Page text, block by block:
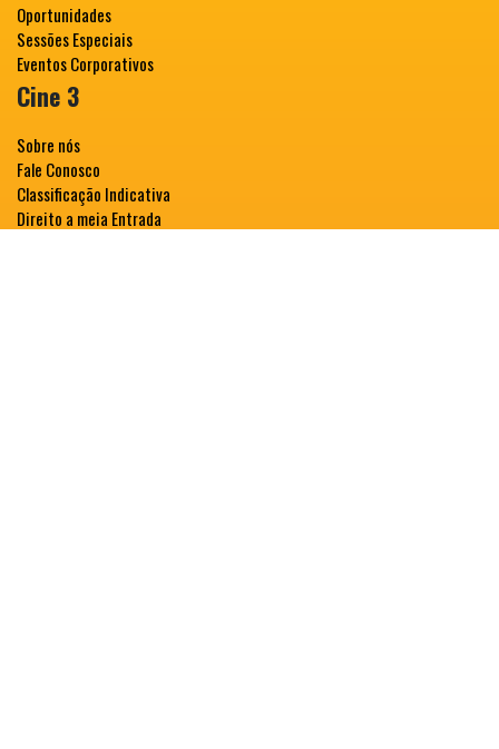
Oportunidades
Sessões Especiais
Eventos Corporativos
Cine 3
Sobre nós
Fale Conosco
Classificação Indicativa
Direito a meia Entrada